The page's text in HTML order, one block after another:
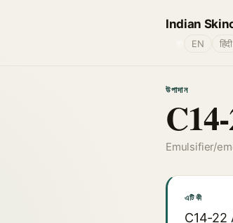
Indian
EN हिंदी
উপাদান
Emulsifier/
এটি কী
C14-22